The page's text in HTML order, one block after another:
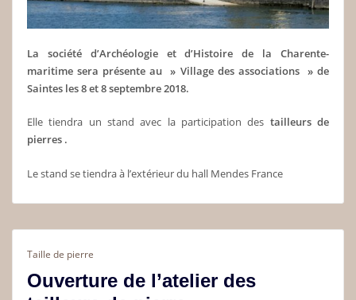
La société d’Archéologie et d’Histoire de la Charente-
maritime sera présente au » Village des associations » de
Saintes les 8 et 8 septembre 2018.
Elle tiendra un stand avec la participation des tailleurs de
pierres .
Le stand se tiendra à l’extérieur du hall Mendes France
Taille de pierre
Ouverture de l’atelier des